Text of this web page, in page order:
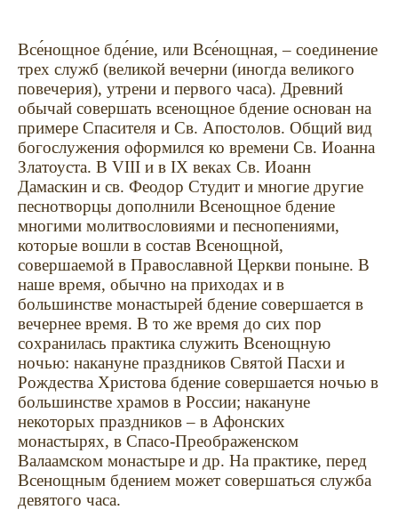
Все́нощное бде́ние, или Все́нощная, – соединение
трех служб (великой вечерни (иногда великого
повечерия), утрени и первого часа). Древний
обычай совершать всенощное бдение основан на
примере Спасителя и Св. Апостолов. Общий вид
богослужения оформился ко времени Св. Иоанна
Златоуста. В VIII и в IX веках Св. Иоанн
Дамаскин и св. Феодор Студит и многие другие
песнотворцы дополнили Всенощное бдение
многими молитвословиями и песнопениями,
которые вошли в состав Всенощной,
совершаемой в Православной Церкви поныне. В
наше время, обычно на приходах и в
большинстве монастырей бдение совершается в
вечернее время. В то же время до сих пор
сохранилась практика служить Всенощную
ночью: накануне праздников Святой Пасхи и
Рождества Христова бдение совершается ночью в
большинстве храмов в России; накануне
некоторых праздников – в Афонских
монастырях, в Спасо-Преображенском
Валаамском монастыре и др. На практике, перед
Всенощным бдением может совершаться служба
девятого часа.